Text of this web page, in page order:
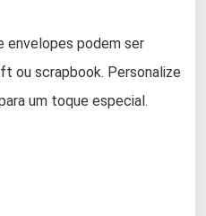
envelopes podem ser
ou scrapbook. Personalize
um toque especial.